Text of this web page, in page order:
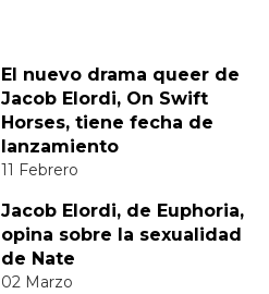
El nuevo drama queer de
Jacob Elordi, On Swift
Horses, tiene fecha de
lanzamiento
11 Febrero
Jacob Elordi, de Euphoria,
opina sobre la sexualidad
de Nate
02 Marzo